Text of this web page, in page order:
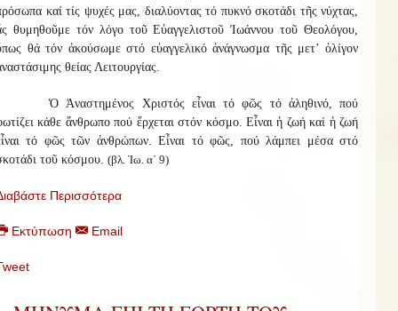
καί τίς ψυχές μας, διαλύοντας τό πυκνό σκοτάδι τῆς νύχτας,
θυμηθοῦμε τόν λόγο τοῦ Εὐαγγελιστοῦ Ἰωάννου τοῦ Θεολόγου,
θά τόν ἀκούσωμε στό εὐαγγελικό ἀνάγνωσμα τῆς μετ’ ὀλίγον
θείας Λειτουργίας.
Ὁ Ἀναστημένος Χριστός εἶναι τό φῶς τό ἀληθινό, πού
κάθε ἄνθρωπο πού ἔρχεται στόν κόσμο. Εἶναι ἡ ζωή καί ἡ ζωή
τό φῶς τῶν ἀνθρώπων. Εἶναι τό φῶς, πού λάμπει μέσα στό
τοῦ κόσμου. (βλ. Ἰω. α΄ 9)
Περισσότερα
Εκτύπωση Email